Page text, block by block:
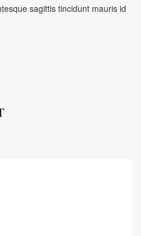
sagittis tincidunt mauris id